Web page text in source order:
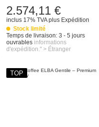
2.574,11 €
inclus 17% TVAplus Expédition
Stock limité
Temps de livraison: 3 - 5 jours
ouvrables informations
d'expédition." > Étranger
TOP